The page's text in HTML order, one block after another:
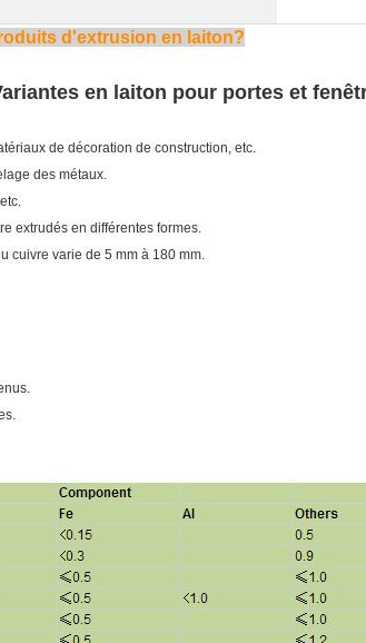
d'extrusion en laiton?
en laiton pour portes et
de décoration de construction, etc.
des métaux.
extrudés en différentes formes.
cuivre varie de 5 mm à 180 mm.